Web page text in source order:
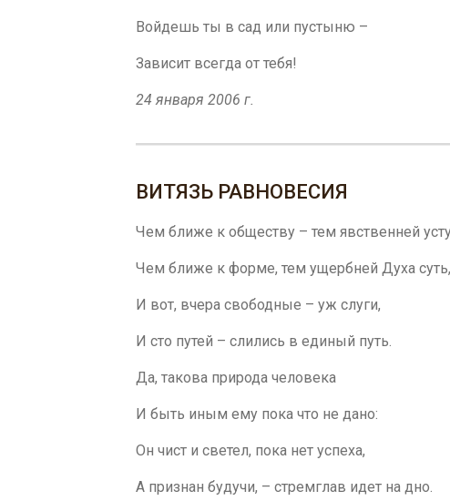
Войдешь ты в сад или пустыню –
Зависит всегда от тебя!
24 января 2006 г.
ВИТЯЗЬ РАВНОВЕСИЯ
Чем ближе к обществу – тем явственней
Чем ближе к форме, тем ущербней Духа суть,
И вот, вчера свободные – уж слуги,
И сто путей – слились в единый путь.
Да, такова природа человека
И быть иным ему пока что не дано:
Он чист и светел, пока нет успеха,
А признан будучи, – стремглав идет на дно.